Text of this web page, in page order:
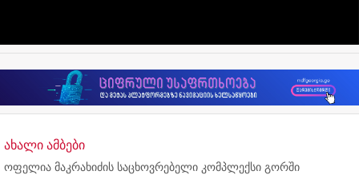
ახალი ამბები
ოფელია მაკრახიძის საცხოვრებელი კომპლექსი გორში